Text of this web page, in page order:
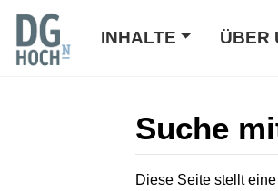
INHALTE ÜBER
Suche
Wechseln zu:
Diese Seite stellt